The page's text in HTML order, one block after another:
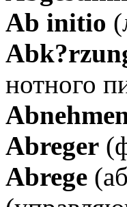
Аb initio
нотного
Аbreger
Аbrege